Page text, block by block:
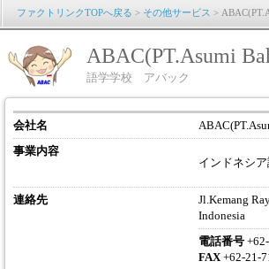
ファクトリンクTOPへ戻る > その他サービス >
ABAC(PT.Asumi
語学学校 アバック
会社名
事業内容
インドネシ
連絡先
Jl.Kemang
Indonesia
電話番号
FAX+62-21-